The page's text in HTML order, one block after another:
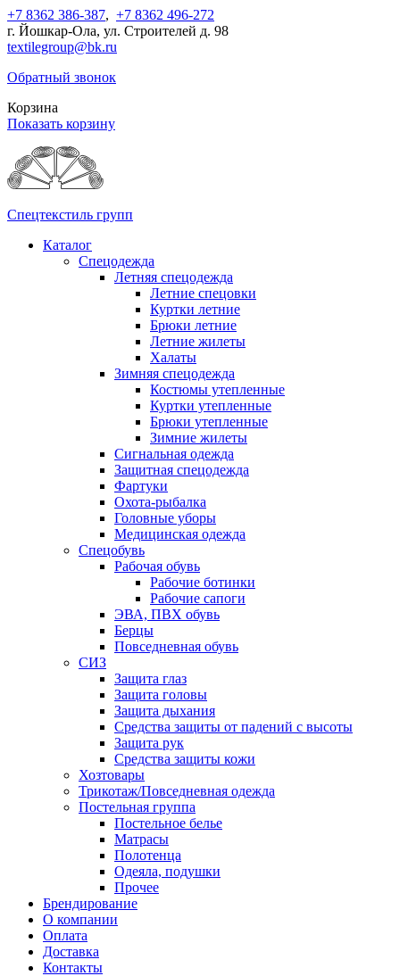
+7 8362 386-387, +7 8362 496-272
г. Йошкар-Ола, ул. Строителей д. 98
textilegroup@bk.ru
Обратный звонок
Корзина
Показать корзину
Спецтекстиль групп
Каталог
Спецодежда
Летняя спецодежда
Летние спецовки
Куртки летние
Брюки летние
Летние жилеты
Халаты
Зимняя спецодежда
Костюмы утепленные
Куртки утепленные
Брюки утепленные
Зимние жилеты
Сигнальная одежда
Защитная спецодежда
Фартуки
Охота-рыбалка
Головные уборы
Медицинская одежда
Спецобувь
Рабочая обувь
Рабочие ботинки
Рабочие сапоги
ЭВА, ПВХ обувь
Берцы
Повседневная обувь
СИЗ
Защита глаз
Защита головы
Защита дыхания
Средства защиты от падений с высоты
Защита рук
Средства защиты кожи
Хозтовары
Трикотаж/Повседневная одежда
Постельная группа
Постельное белье
Матрасы
Полотенца
Одеяла, подушки
Прочее
Брендирование
О компании
Оплата
Доставка
Контакты